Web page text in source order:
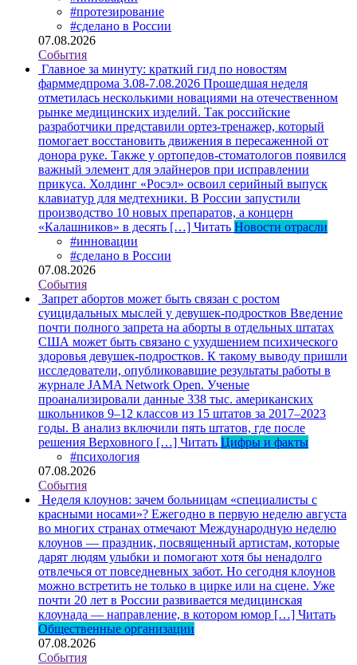
#протезирование
#сделано в России
07.08.2026
События
Главное за минуту: краткий гид по новостям
фарммедпрома 3.08-7.08.2026 Прошедшая неделя
отметилась несколькими новациями на отечественном
рынке медицинских изделий. Так российские
разработчики представили ортез-тренажер, который
помогает восстановить движения в пересаженной от
донора руке. Также у ортопедов-стоматологов появился
важный элемент для элайнеров при исправлении
прикуса. Холдинг «Росэл» освоил серийный выпуск
клавиатур для медтехники. В России запустили
производство 10 новых препаратов, а концерн
«Калашников» в десять […] Читать Новости отрасли
#инновации
#сделано в России
07.08.2026
События
Запрет абортов может быть связан с ростом
суицидальных мыслей у девушек-подростков Введение
почти полного запрета на аборты в отдельных штатах
США может быть связано с ухудшением психического
здоровья девушек-подростков. К такому выводу пришли
исследователи, опубликовавшие результаты работы в
журнале JAMA Network Open. Ученые
проанализировали данные 338 тыс. американских
школьников 9–12 классов из 15 штатов за 2017–2023
годы. В анализ включили пять штатов, где после
решения Верховного […] Читать Цифры и факты
#психология
07.08.2026
События
Неделя клоунов: зачем больницам «специалисты с
красными носами»? Ежегодно в первую неделю августа
во многих странах отмечают Международную неделю
клоунов — праздник, посвященный артистам, которые
дарят людям улыбки и помогают хотя бы ненадолго
отвлечься от повседневных забот. Но сегодня клоунов
можно встретить не только в цирке или на сцене. Уже
почти 20 лет в России развивается медицинская
клоунада — направление, в котором юмор […] Читать
Общественные организации
07.08.2026
События